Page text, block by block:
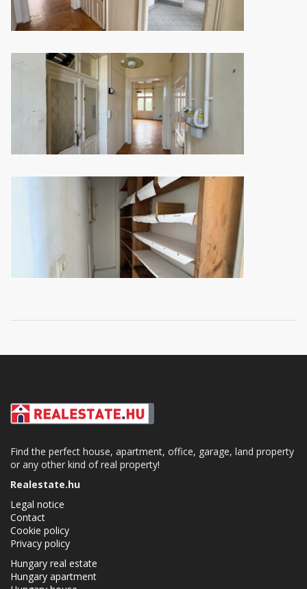
Find the perfect house, apartment, office, garage, land property
or any other kind of real property!
Realestate.hu
Legal notice
Contact
Cookie policy
Privacy policy
Hungary real estate
Hungary apartment